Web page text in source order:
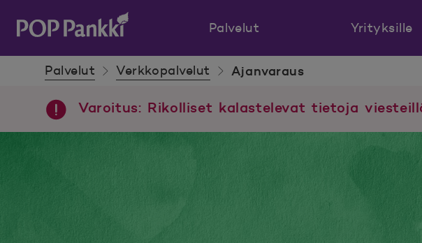
POP Pankki, etusivulle
Palvelut Yrityksille
Palvelut Verkkopalvelut Ajanvaraus
Varoitus: Rikolliset kalastelevat tietoja